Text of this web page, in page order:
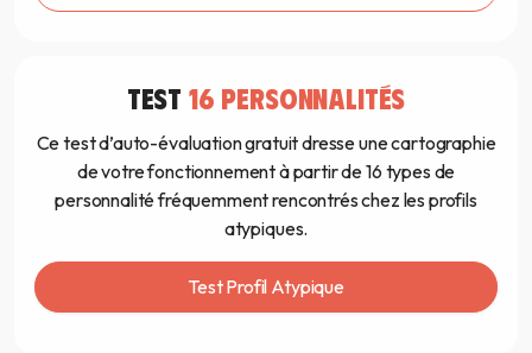
TEST 16 PERSONNALITÉS
Ce test d’auto-évaluation gratuit dresse une cartographie
de votre fonctionnement à partir de 16 types de
personnalité fréquemment rencontrés chez les profils
atypiques.
Test Profil Atypique